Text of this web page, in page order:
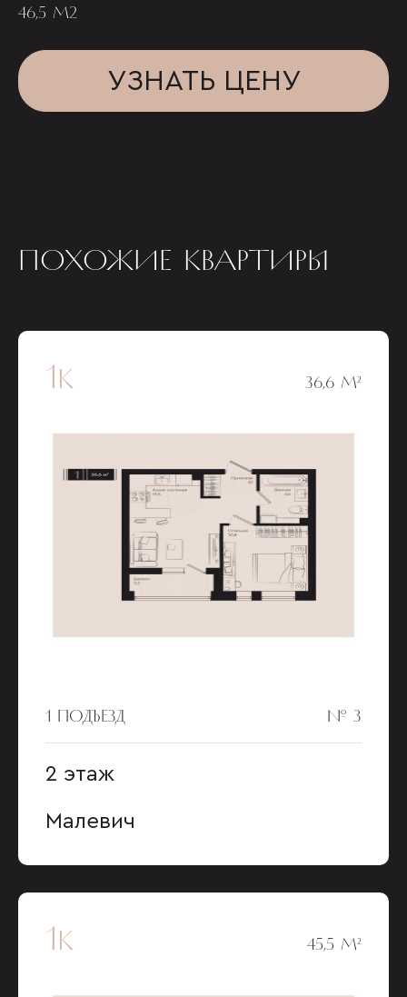
46,5 М2
УЗНАТЬ ЦЕНУ
ПОХОЖИЕ КВАРТИРЫ
1к 36,6 М²
1 ПОДЪЕЗД № 3
2 этаж
Малевич
1к 45,5 М²